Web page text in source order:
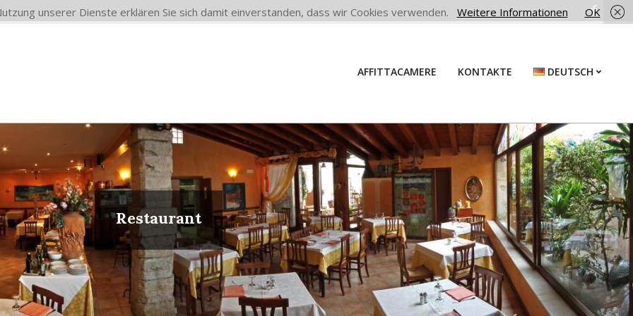
AFFITTACAMERE KONTAKTE DEUTSCH
Restaurant
unserer Dienste erklären Sie sich damit einverstanden, dass wir Cookies verwenden. Weitere Informationen OK